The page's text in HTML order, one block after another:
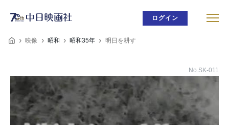
ログイン
映像 昭和 昭和35年 明日を耕す
No.SK-011